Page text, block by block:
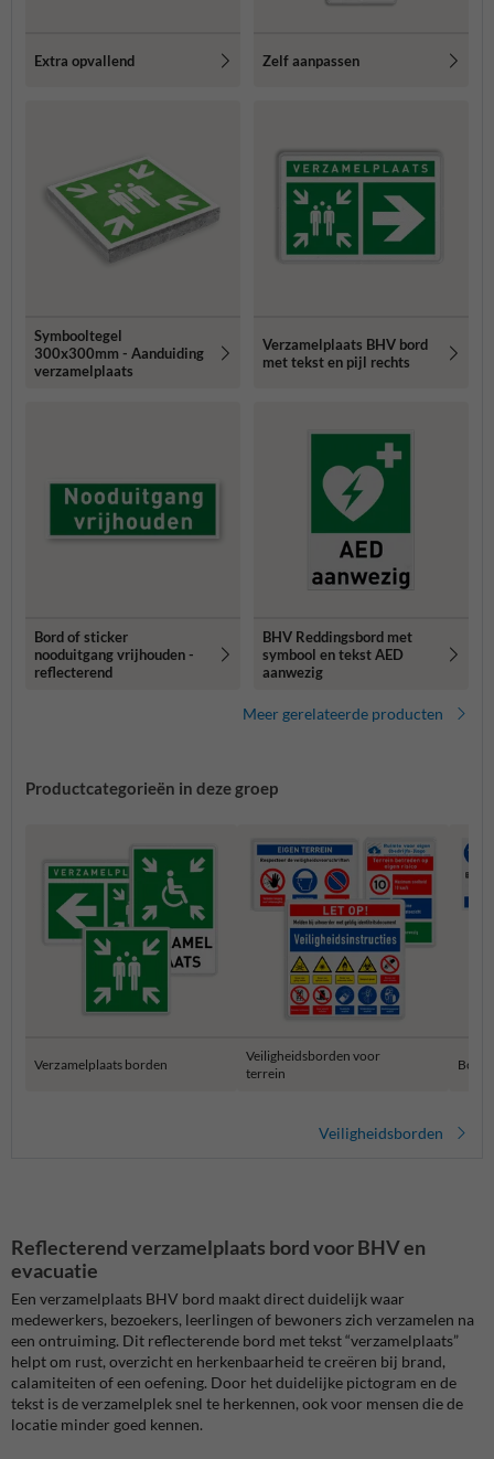
Extra opvallend Zelf aanpassen
Symbooltegel
300x300mm - Aanduiding
verzamelplaats
Verzamelplaats BHV bord
met tekst en pijl rechts
Bord of sticker
nooduitgang vrijhouden -
reflecterend
BHV Reddingsbord met
symbool en tekst AED
aanwezig
Meer gerelateerde producten
Productcategorieën in deze groep
Verzamelplaats borden
Veiligheidsborden voor
terrein
Veiligheidsborden
Reflecterend verzamelplaats bord voor BHV en
evacuatie
Een verzamelplaats BHV bord maakt direct duidelijk waar
medewerkers, bezoekers, leerlingen of bewoners zich verzamelen na
een ontruiming. Dit reflecterende bord met tekst “verzamelplaats”
helpt om rust, overzicht en herkenbaarheid te creëren bij brand,
calamiteiten of een oefening. Door het duidelijke pictogram en de
tekst is de verzamelplek snel te herkennen, ook voor mensen die de
locatie minder goed kennen.